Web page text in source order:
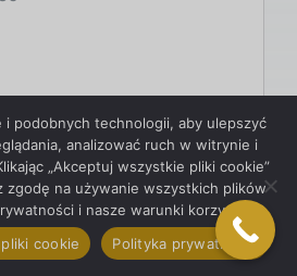
akceptujęRegulamin i
i podobnych technologii, aby ulepszyć
analizować ruch w witrynie i
„Akceptuj wszystkie pliki cookie”
zgodę na używanie wszystkich plików
i nasze warunki korzystania.
cookie
Polityka prywatności